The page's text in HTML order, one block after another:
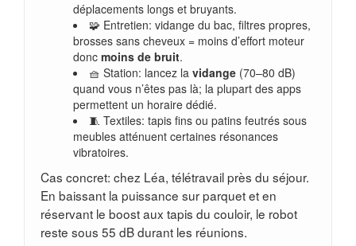
déplacements longs et bruyants.
🧩 Entretien: vidange du bac, filtres propres,
brosses sans cheveux = moins d’effort moteur
donc moins de bruit.
🧺 Station: lancez la vidange(70–80 dB)
quand vous n’êtes pas là; la plupart des apps
permettent un horaire dédié.
🧵 Textiles: tapis fins ou patins feutrés sous
meubles atténuent certaines résonances
vibratoires.
Cas concret: chez Léa, télétravail près du séjour.
En baissant la puissance sur parquet et en
réservant le boost aux tapis du couloir, le robot
reste sous 55 dB durant les réunions.